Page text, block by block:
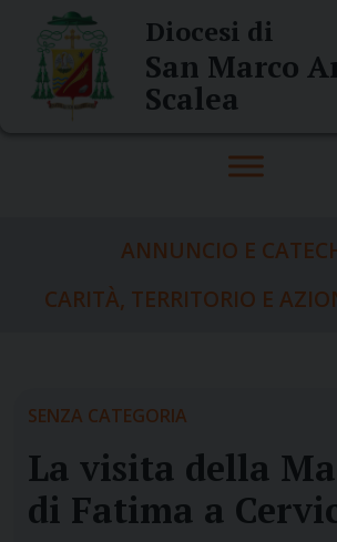
content
Diocesi di
San Marco
Scalea
ANNUNCIO E
CARITÀ, TERRITORIO E
SENZA CATEGORIA
La visita della
di Fatima a